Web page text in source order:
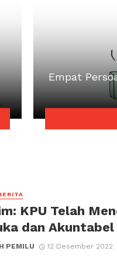
Empat
KPU Telah
dan Akuntabel
PEMILU 12 Desember 2022